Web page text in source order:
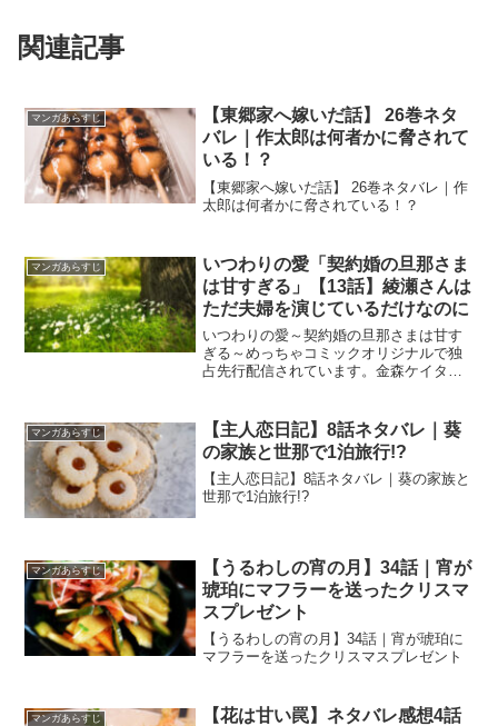
関連記事
マンガあらすじ
【東郷家へ嫁いだ話】 26巻ネタ
バレ｜作太郎は何者かに脅されて
いる！？
【東郷家へ嫁いだ話】 26巻ネタバレ｜作
太郎は何者かに脅されている！？
マンガあらすじ
いつわりの愛「契約婚の旦那さま
は甘すぎる」【13話】綾瀬さんは
ただ夫婦を演じているだけなのに
いつわりの愛～契約婚の旦那さまは甘す
ぎる～めっちゃコミックオリジナルで独
占先行配信されています。金森ケイタ先
話】綾瀬さんはただ夫婦を演じているだ
けなのに
マンガあらすじ
【主人恋日記】8話ネタバレ｜葵
の家族と世那で1泊旅行!?
【主人恋日記】8話ネタバレ｜葵の家族と
世那で1泊旅行!?
マンガあらすじ
【うるわしの宵の月】34話｜宵が
琥珀にマフラーを送ったクリスマ
スプレゼント
【うるわしの宵の月】34話｜宵が琥珀に
マフラーを送ったクリスマスプレゼント
マンガあらすじ
【花は甘い罠】ネタバレ感想4話